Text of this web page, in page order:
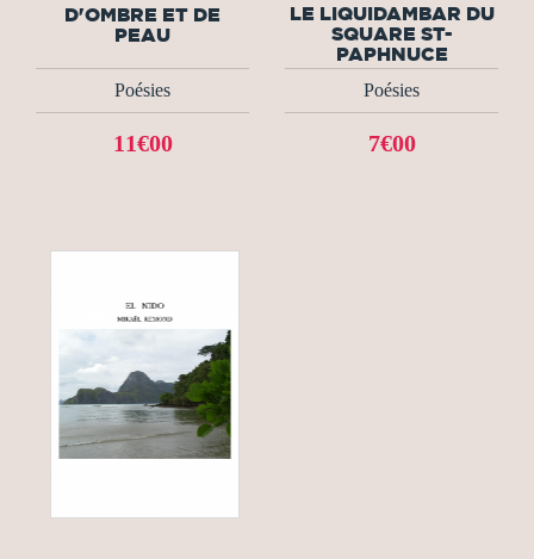
D'OMBRE ET DE
PEAU
Poésies
11€00
LE LIQUIDAMBAR DU
SQUARE ST-
PAPHNUCE
Poésies
7€00